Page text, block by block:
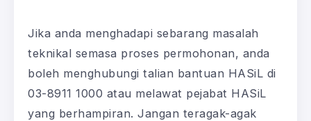
Jika anda menghadapi sebarang masalah
teknikal semasa proses permohonan, anda
boleh menghubungi talian bantuan HASiL di
03-8911 1000 atau melawat pejabat HASiL
yang berhampiran. Jangan teragak-agak